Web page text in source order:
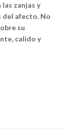
zanjas y
del afecto. No
su
calido y